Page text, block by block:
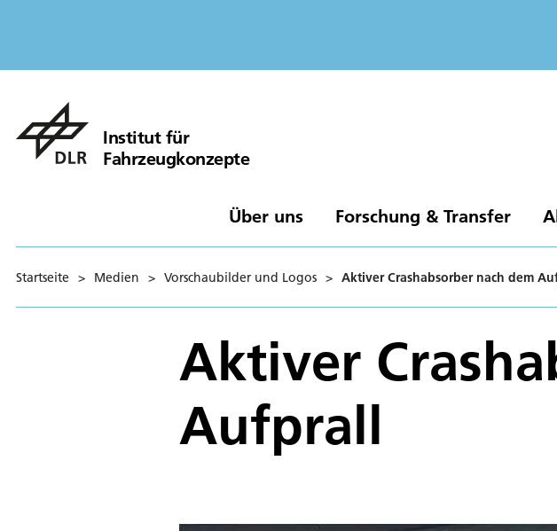
Institut für
Fahrzeugkonzepte
Über uns Forschung & Transfer
Startseite > Medien > Vorschaubilder und Logos > Aktiver Crashabsorber nach dem
Aktiver
Aufprall